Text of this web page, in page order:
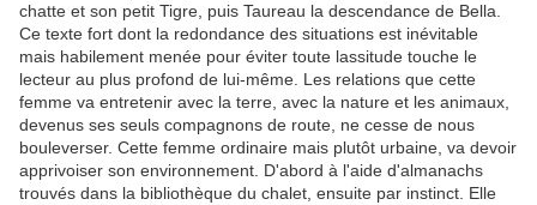
chatte et son petit Tigre, puis Taureau la descendance de Bella.
Ce texte fort dont la redondance des situations est inévitable
mais habilement menée pour éviter toute lassitude touche le
lecteur au plus profond de lui-même. Les relations que cette
femme va entretenir avec la terre, avec la nature et les animaux,
devenus ses seuls compagnons de route, ne cesse de nous
bouleverser. Cette femme ordinaire mais plutôt urbaine, va devoir
apprivoiser son environnement. D'abord à l'aide d'almanachs
trouvés dans la bibliothèque du chalet, ensuite par instinct. Elle